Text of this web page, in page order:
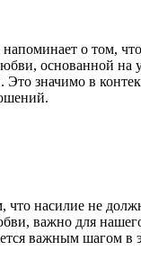
о том,
основанной на
Это значимо в
что насилие не
важно для
важным шагом в